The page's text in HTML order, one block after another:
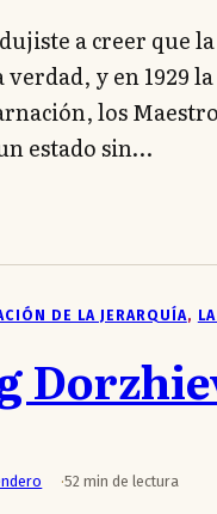
a creer que
y en 1929
los
estado sin…
DE LA JERARQUÍA,
52 min de lectura